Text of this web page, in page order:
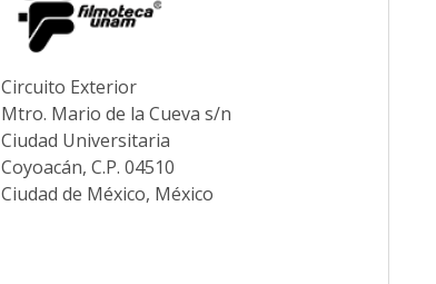
Circuito Exterior
Mtro. Mario de la Cueva s/n
Ciudad Universitaria
Coyoacán, C.P. 04510
Ciudad de México, México